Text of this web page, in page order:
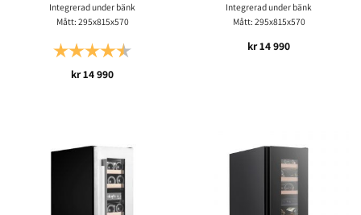
Integrerad under bänk
Mått: 295x815x570
Betyg:
kr14 990
Integrerad under bänk
Mått: 295x815x570
kr14 990